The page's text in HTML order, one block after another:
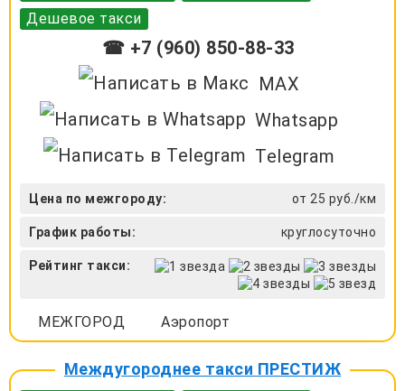
Дешевое такси
☎ +7 (960) 850-88-33
MAX
Whatsapp
Telegram
Цена по межгороду: от 25 руб./км
График работы: круглосуточно
Рейтинг такси:
МЕЖГОРОД Аэропорт
Междугороднее такси ПРЕСТИЖ